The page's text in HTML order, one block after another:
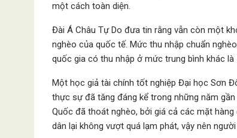
một cách toàn diện.
Đài Á Châu Tự Do đưa tin rằng vẫn còn một
nghèo của quốc tế. Mức thu nhập chuẩn
quốc gia có thu nhập ở mức trung bình khác
Một học giả tài chính tốt nghiệp Đại học Sơn
thực sự đã tăng đáng kể trong những năm
Quốc đã thoát nghèo, bởi giá cả các mặt
dân lại không vượt quá lạm phát, vậy nên